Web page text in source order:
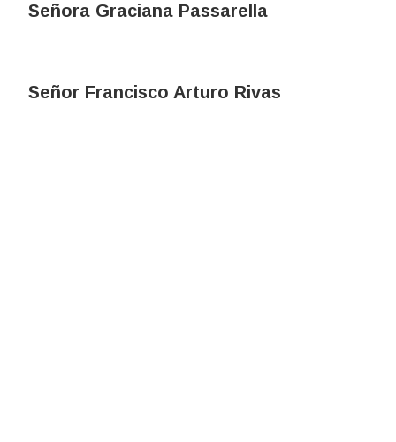
Señora Graciana Passarella
Señor Francisco Arturo Rivas